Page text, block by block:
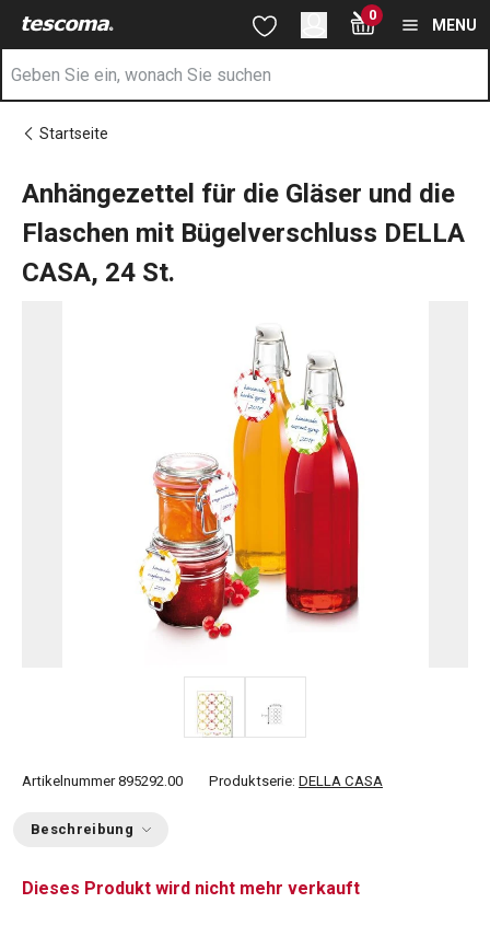
Sie befinden sich auf der Anhängezettel für die Gläser und die
Zum Hauptinhalt springen
Zur Suche springen
Zur Navigation springen 0
MENU
Startseite
Anhängezettel für die Gläser und die
Flaschen mit Bügelverschluss DELLA
CASA, 24 St.
Artikelnummer 895292.00 Produktserie: DELLA CASA
Beschreibung
Dieses Produkt wird nicht mehr verkauft